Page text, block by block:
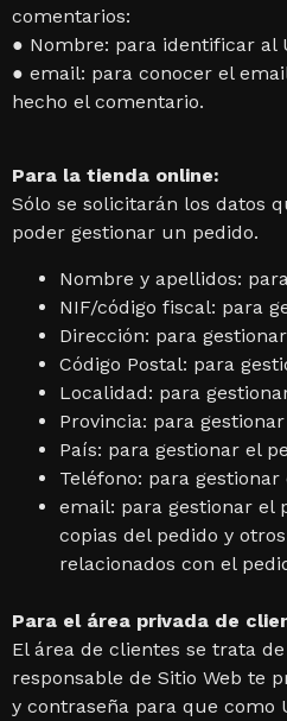
comentarios:
● Nombre: para identificar al
● email: para conocer el
hecho el comentario.
Para la tienda online:
Sólo se solicitarán los datos
poder gestionar un pedido.
Nombre y apellidos:
NIF/código fiscal: para
Dirección: para
Código Postal: para
Localidad: para
Provincia: para
País: para gestionar el
Teléfono: para gestionar
email: para gestionar el
copias del pedido y
relacionados con el
Para el área privada de
El área de clientes se trata
responsable de Sitio Web te
y contraseña para que como